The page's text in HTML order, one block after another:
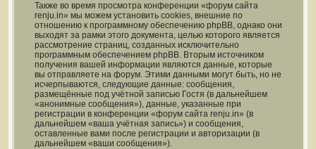
Также во время просмотра конференции «форум сайта
renju.in» мы можем установить cookies, внешние по
отношению к программному обеспечению phpBB, однако они
выходят за рамки этого документа, целью которого является
рассмотрение страниц, созданных исключительно
программным обеспечением phpBB. Вторым источником
получения вашей информации являются данные, которые
вы отправляете на форум. Этими данными могут быть, но не
исчерпываются, следующие данные: сообщения,
размещённые под учётной записью Гостя (в дальнейшем
«анонимные сообщения»), данные, указанные при
регистрации в конференции «форум сайта renju.in» (в
дальнейшем «ваша учётная запись») и сообщения,
оставленные вами после регистрации и авторизации (в
дальнейшем «ваши сообщения»).